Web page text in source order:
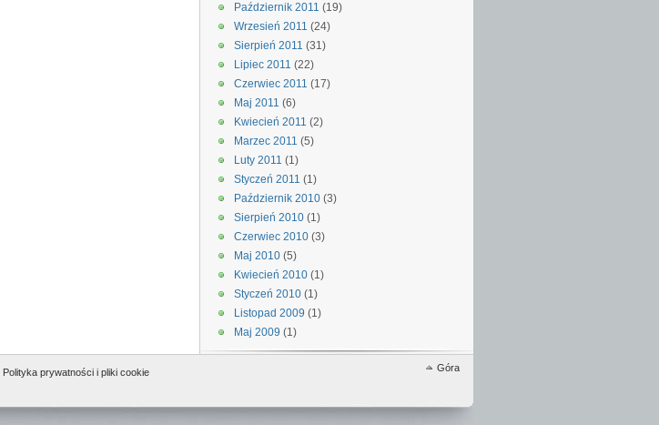
Październik 2011 (19)
Wrzesień 2011 (24)
Sierpień 2011 (31)
Lipiec 2011 (22)
Czerwiec 2011 (17)
Maj 2011 (6)
Kwiecień 2011 (2)
Marzec 2011 (5)
Luty 2011 (1)
Styczeń 2011 (1)
Październik 2010 (3)
Sierpień 2010 (1)
Czerwiec 2010 (3)
Maj 2010 (5)
Kwiecień 2010 (1)
Styczeń 2010 (1)
Listopad 2009 (1)
Maj 2009 (1)
Góra
Polityka prywatności i pliki cookie